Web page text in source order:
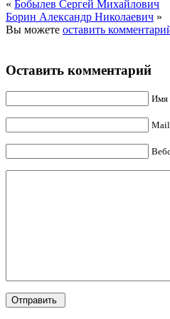
« Бобылев Сергей Михайлович
Борин Александр Николаевич »
Вы можете оставить
Оставить комментарий
Имя
Mail